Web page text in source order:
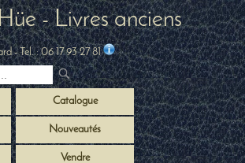
- Livres anciens
- Tel. :06 17 93 27 81
Catalogue
Nouveautés
Vendre